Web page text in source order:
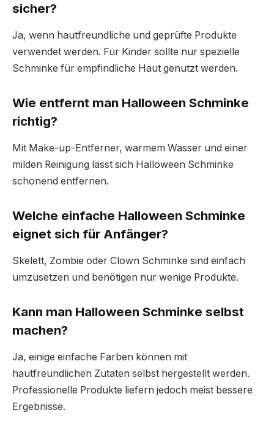
sicher?
Ja, wenn hautfreundliche und geprüfte Produkte
verwendet werden. Für Kinder sollte nur spezielle
Schminke für empfindliche Haut genutzt werden.
Wie entfernt man Halloween Schminke
richtig?
Mit Make-up-Entferner, warmem Wasser und einer
milden Reinigung lässt sich Halloween Schminke
schonend entfernen.
Welche einfache Halloween Schminke
eignet sich für Anfänger?
Skelett, Zombie oder Clown Schminke sind einfach
umzusetzen und benötigen nur wenige Produkte.
Kann man Halloween Schminke selbst
machen?
Ja, einige einfache Farben können mit
hautfreundlichen Zutaten selbst hergestellt werden.
Professionelle Produkte liefern jedoch meist bessere
Ergebnisse.